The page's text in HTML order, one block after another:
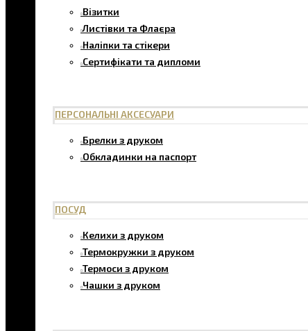
Візитки
Листівки та Флаєра
Наліпки та стікери
Сертифікати та дипломи
ПЕРСОНАЛЬНІ АКСЕСУАРИ
Брелки з друком
Обкладинки на паспорт
ПОСУД
Келихи з друком
Термокружки з друком
Термоси з друком
Чашки з друком